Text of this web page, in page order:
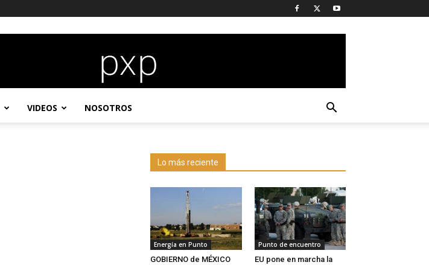
VIDEOS NOSOTROS
Lo más reciente
Energía en Punto
GOBIERNO de MÉXICO
Punto de encuentro
EU pone en marcha la